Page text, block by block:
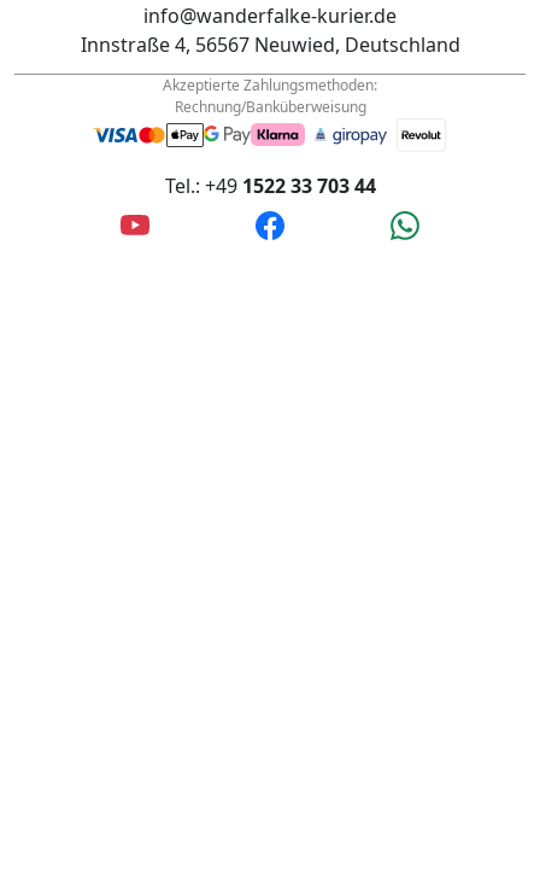
info@wanderfalke-kurier.de
Innstraße 4, 56567 Neuwied, Deutschland
Akzeptierte Zahlungsmethoden:
Rechnung/Banküberweisung
Tel.: +49 1522 33 703 44